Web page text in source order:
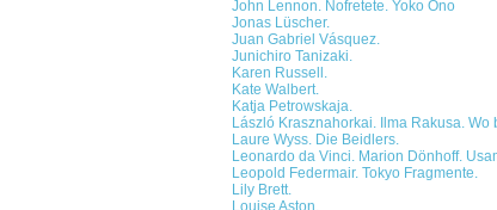
John Lennon. Nofretete. Yoko Ono
Jonas Lüscher.
Juan Gabriel Vásquez.
Junichiro Tanizaki.
Karen Russell.
Kate Walbert.
Katja Petrowskaja.
László Krasznahorkai. Ilma Rakusa. Wo
Laure Wyss. Die Beidlers.
Leonardo da Vinci. Marion Dönhoff.
Leopold Federmair. Tokyo Fragmente.
Lily Brett.
Louise Aston.